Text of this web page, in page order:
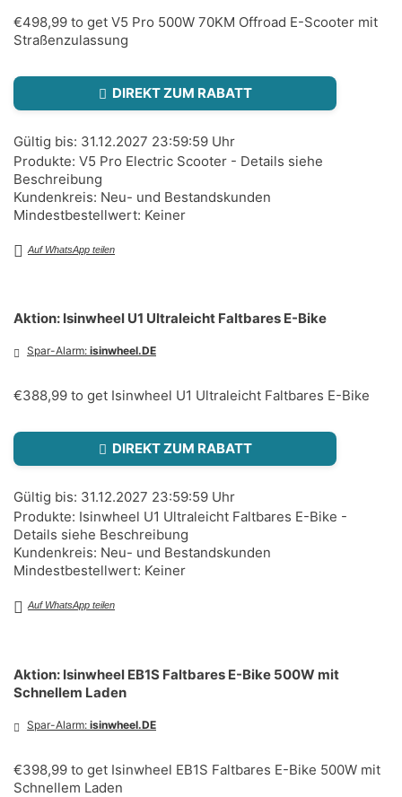
€498,99 to get V5 Pro 500W 70KM Offroad E-Scooter mit
Straßenzulassung
DIREKT ZUM RABATT
Gültig bis: 31.12.2027 23:59:59 Uhr
Produkte: V5 Pro Electric Scooter - Details siehe
Beschreibung
Kundenkreis: Neu- und Bestandskunden
Mindestbestellwert: Keiner
Auf WhatsApp teilen
Aktion: Isinwheel U1 Ultraleicht Faltbares E-Bike
Spar-Alarm: isinwheel.DE
€388,99 to get Isinwheel U1 Ultraleicht Faltbares E-Bike
DIREKT ZUM RABATT
Gültig bis: 31.12.2027 23:59:59 Uhr
Produkte: Isinwheel U1 Ultraleicht Faltbares E-Bike -
Details siehe Beschreibung
Kundenkreis: Neu- und Bestandskunden
Mindestbestellwert: Keiner
Auf WhatsApp teilen
Aktion: Isinwheel EB1S Faltbares E-Bike 500W mit
Schnellem Laden
Spar-Alarm: isinwheel.DE
€398,99 to get Isinwheel EB1S Faltbares E-Bike 500W mit
Schnellem Laden